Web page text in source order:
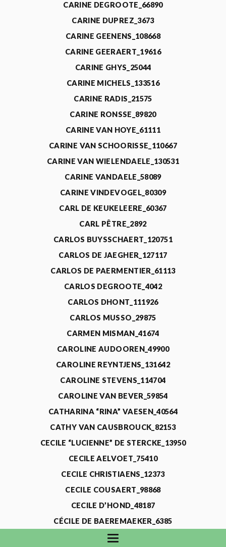
CARINE DEGROOTE_66890
CARINE DUPREZ_3673
CARINE GEENENS_108668
CARINE GEERAERT_19616
CARINE GHYS_25044
CARINE MICHELS_133516
CARINE RADIS_21575
CARINE RONSSE_89820
CARINE VAN HOYE_61111
CARINE VAN SCHOORISSE_110667
CARINE VAN WIELENDAELE_130531
CARINE VANDAELE_58089
CARINE VINDEVOGEL_80309
CARL DE KEUKELEERE_60367
CARL PÊTRE_2892
CARLOS BUYSSCHAERT_120751
CARLOS DE JAEGHER_127117
CARLOS DE PAERMENTIER_61113
CARLOS DEGROOTE_4042
CARLOS DHONT_111926
CARLOS MUSSO_29875
CARMEN MISMAN_41674
CAROLINE AUDOOREN_49900
CAROLINE REYNTJENS_131642
CAROLINE STEVENS_114704
CAROLINE VAN BEVER_59854
CATHARINA “RINA” VAESEN_40564
CATHY VAN CAUSBROUCK_82153
CECILE “LUCIENNE” DE STERCKE_13950
CECILE AELVOET_75410
CECILE CHRISTIAENS_12373
CECILE COUSAERT_98868
CECILE D’HOND_48187
CÉCILE DE BAEREMAEKER_6385
CECILE DE WAELE_4731